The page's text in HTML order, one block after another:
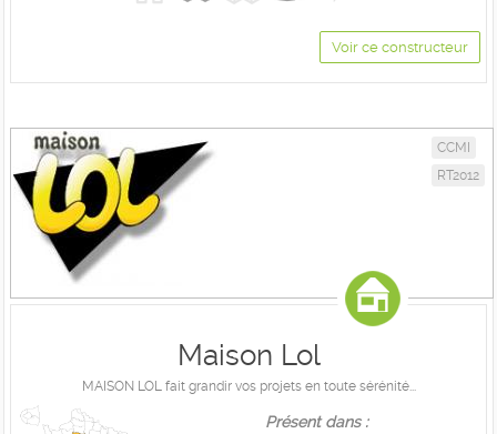
Voir ce constructeur
CCMI
RT2012
Maison Lol
MAISON LOL fait grandir vos projets en toute sérénité...
Présent dans :